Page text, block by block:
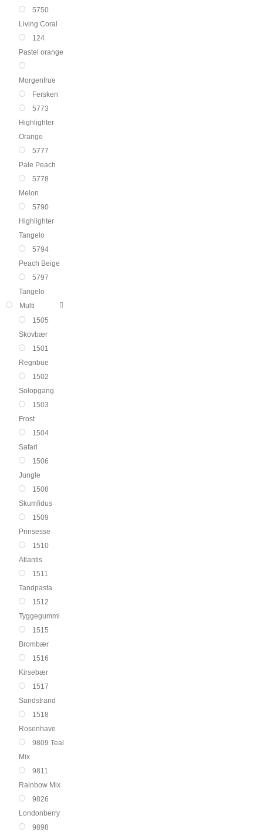
5750
Living Coral
124
Pastel orange
Morgenfrue
Fersken
5773
Highlighter
Orange
5777
Pale Peach
5778
Melon
5790
Highlighter
Tangelo
5794
Peach Beige
5797
Tangelo
Multi
1505
Skovbær
1501
Regnbue
1502
Solopgang
1503
Frost
1504
Safari
1506
Jungle
1508
Skumfidus
1509
Prinsesse
1510
Atlantis
1511
Tandpasta
1512
Tyggegummi
1515
Brombær
1516
Kirsebær
1517
Sandstrand
1518
Rosenhave
9809 Teal
Mix
9811
Rainbow Mix
9826
Londonberry
9898